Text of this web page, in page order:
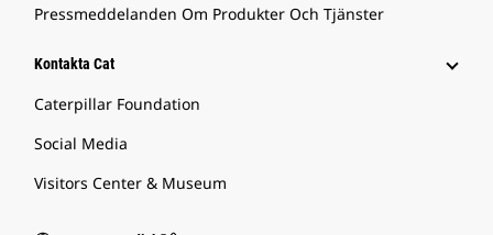
Pressmeddelanden Om Produkter Och Tjänster
Kontakta Cat
Caterpillar Foundation
Social Media
Visitors Center & Museum